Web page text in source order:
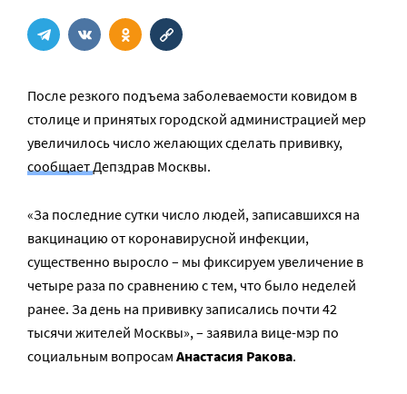
После резкого подъема заболеваемости ковидом в
столице и принятых городской администрацией мер
увеличилось число желающих сделать прививку,
сообщаетДепздрав Москвы.
«За последние сутки число людей, записавшихся на
вакцинацию от коронавирусной инфекции,
существенно выросло – мы фиксируем увеличение в
четыре раза по сравнению с тем, что было неделей
ранее. За день на прививку записались почти 42
тысячи жителей Москвы», – заявила вице-мэр по
социальным вопросам Анастасия Ракова.